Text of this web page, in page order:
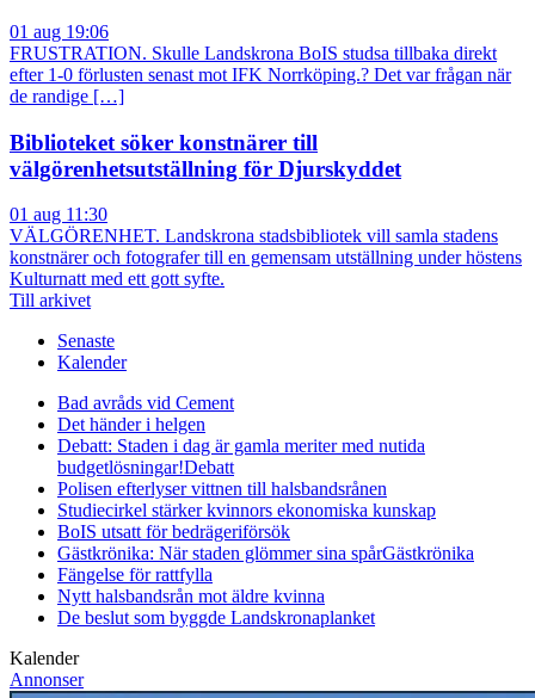
01 aug 19:06
FRUSTRATION. Skulle Landskrona BoIS studsa tillbaka direkt
efter 1-0 förlusten senast mot IFK Norrköping.? Det var frågan när
de randige […]
Biblioteket söker konstnärer till
välgörenhetsutställning för Djurskyddet
01 aug 11:30
VÄLGÖRENHET. Landskrona stadsbibliotek vill samla stadens
konstnärer och fotografer till en gemensam utställning under höstens
Kulturnatt med ett gott syfte.
Till arkivet
Senaste
Kalender
Bad avråds vid Cement
Det händer i helgen
Debatt: Staden i dag är gamla meriter med nutida
budgetlösningar!Debatt
Polisen efterlyser vittnen till halsbandsrånen
Studiecirkel stärker kvinnors ekonomiska kunskap
BoIS utsatt för bedrägeriförsök
Gästkrönika: När staden glömmer sina spårGästkrönika
Fängelse för rattfylla
Nytt halsbandsrån mot äldre kvinna
De beslut som byggde Landskronaplanket
Kalender
Annonser